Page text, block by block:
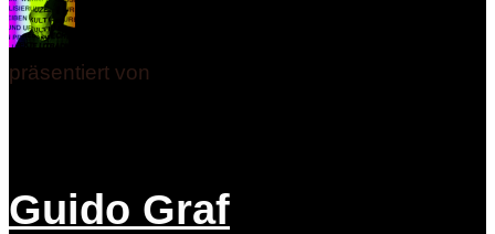
präsentiert von
Guido Graf